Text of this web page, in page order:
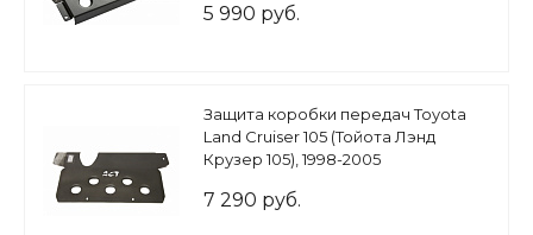
5 990 руб.
Защита коробки передач Toyota
Land Cruiser 105 (Тойота Лэнд
Крузер 105), 1998-2005
7 290 руб.